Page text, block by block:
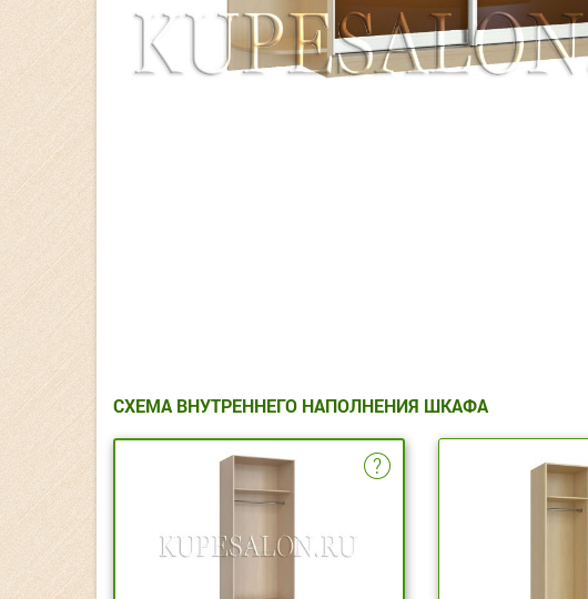
СХЕМА ВНУТРЕННЕГО НАПОЛНЕНИЯ ШКАФА